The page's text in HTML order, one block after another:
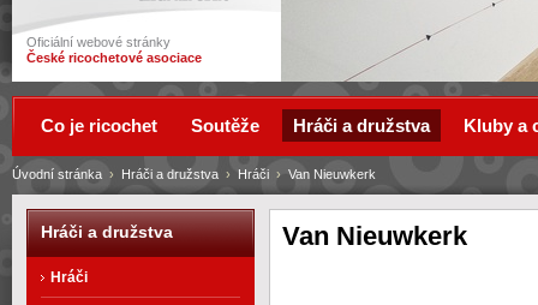
Oficiální webové stránky
České ricochetové asociace
Van Nieuwkerk
Úvodní stránka › Hráči a družstva › Hráči › Van Nieuwkerk
Co je ricochet Soutěže Hráči a družstva Kluby a
Hráči a družstva
Hráči